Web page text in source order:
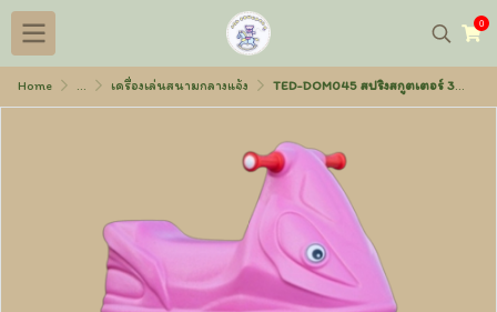
0
Home ... เครื่องเล่นสนามกลางแจ้ง TED-DOM045 สปริงสกูตเตอร์ 38x70x80 ซม.